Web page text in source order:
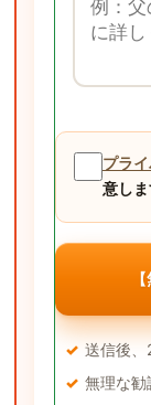
プラ
意し
送信後、
無理な勧